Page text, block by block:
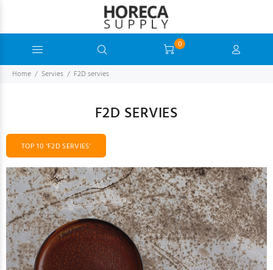
0
Home Servies F2D servies
F2D SERVIES
TOP 10 'F2D SERVIES'